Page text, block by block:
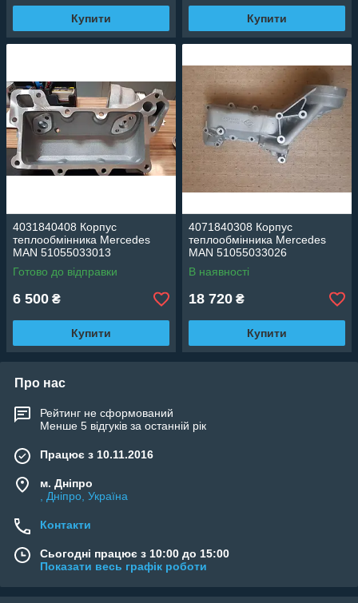
Купити Купити
4031840408 Корпус
теплообмінника Mercedes
MAN 51055033013
Готово до відправки
6 500 ₴
Купити
4071840308 Корпус
теплообмінника Mercedes
MAN 51055033026
В наявності
18 720 ₴
Купити
Про нас
Рейтинг не сформований
Менше 5 відгуків за останній рік
Працює з 10.11.2016
м. Дніпро
, Дніпро, Україна
Контакти
Сьогодні працює з 10:00 до 15:00
Показати весь графік роботи